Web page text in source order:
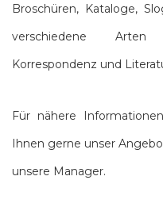
Broschüren, Kataloge,
verschiedene Arten
Korrespondenz und
Für nähere
Ihnen gerne unser
unsere Manager.